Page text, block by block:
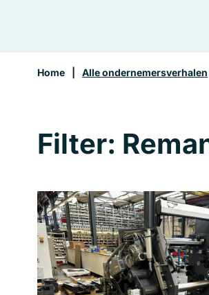
Home Alle ondernemersverhalen
Filter: